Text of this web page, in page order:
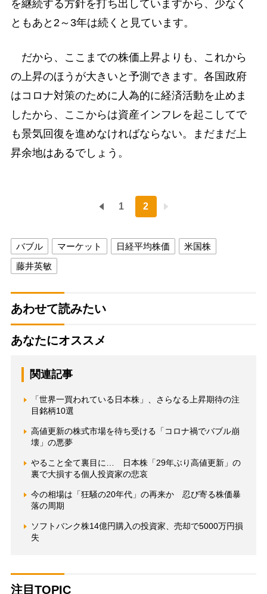
を継続する方針を打ち出していますから、少なく
ともあと2～3年は続くと見ています。
だから、ここまでの株価上昇よりも、これから
の上昇のほうが大きいと予測できます。各国政府
はコロナ対策のために人為的に経済活動を止めま
したから、ここからは資産インフレを起こしてで
も景気回復を進めなければならない。まだまだ上
昇余地はあるでしょう。
1 2
バブル マーケット 日経平均株価
米国株
藤井英敏
あわせて読みたい
あなたにオススメ
関連記事
「世界一買われている日本株」、さらなる上昇期待の注
目銘柄10選
高値更新の株式市場を待ち受ける「コロナ禍でバブル崩
壊」の悪夢
やること全て裏目に… 日本株「29年ぶり高値更新」の
裏で大損する個人投資家の悲哀
今の相場は「狂騒の20年代」の再来か 忍び寄る株価暴
落の周期
ソフトバンク株14億円購入の投資家、売却で5000万円損
失
注目TOPIC